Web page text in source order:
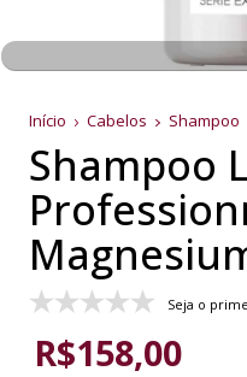
Início Cabelos Shampoo
Shampoo
Seja o
R$158,00